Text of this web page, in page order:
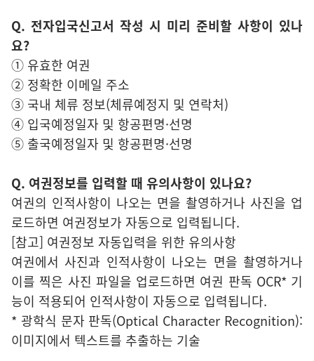
Q. 전자입국신고서 작성 시 미리 준비할 사항이 있나
요?
① 유효한 여권
② 정확한 이메일 주소
③ 국내 체류 정보(체류예정지 및 연락처)
④ 입국예정일자 및 항공편명·선명
⑤ 출국예정일자 및 항공편명·선명
Q. 여권정보를 입력할 때 유의사항이 있나요?
여권의 인적사항이 나오는 면을 촬영하거나 사진을 업
로드하면 여권정보가 자동으로 입력됩니다.
[참고] 여권정보 자동입력을 위한 유의사항
여권에서 사진과 인적사항이 나오는 면을 촬영하거나
이를 찍은 사진 파일을 업로드하면 여권 판독 OCR* 기
능이 적용되어 인적사항이 자동으로 입력됩니다.
* 광학식 문자 판독(Optical Character Recognition):
이미지에서 텍스트를 추출하는 기술